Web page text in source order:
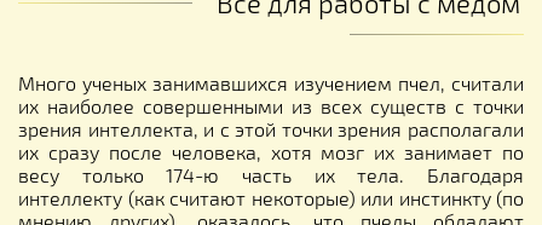
Много ученых занимавшихся изучением пчел, считали
их наиболее совершенными из всех существ с точки
зрения интеллекта, и с этой точки зрения располагали
их сразу после человека, хотя мозг их занимает по
весу только 174-ю часть их тела. Благодаря
интеллекту (как считают некоторые) или инстинкту (по